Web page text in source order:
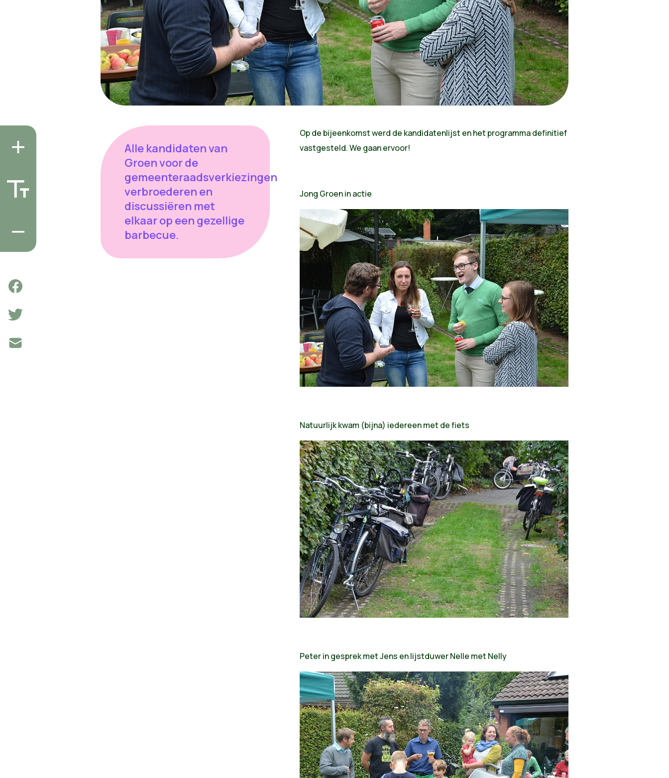
Alle kandidaten van
Groen voor de
gemeenteraadsverkiezingen
verbroederen en
discussiëren met
elkaar op een gezellige
barbecue.
Op de bijeenkomst werd de kandidatenlijst en het programma definitief
vastgesteld. We gaan ervoor!
Jong Groen in actie
Natuurlijk kwam (bijna) iedereen met de fiets
Peter in gesprek met Jens en lijstduwer Nelle met Nelly